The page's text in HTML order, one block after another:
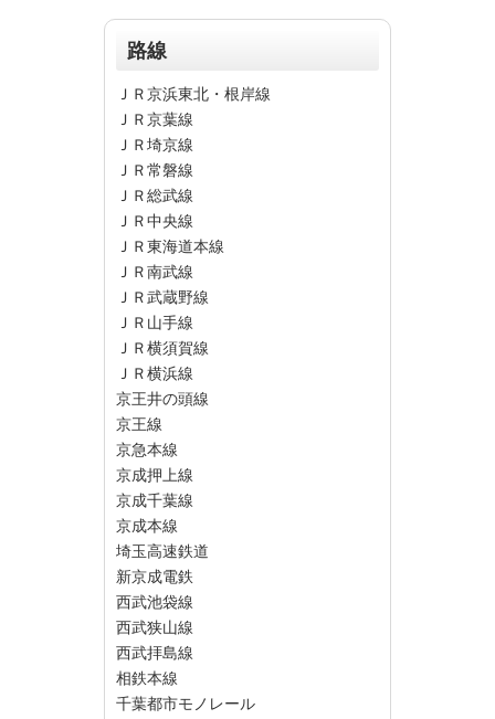
路線
ＪＲ京浜東北・根岸線
ＪＲ京葉線
ＪＲ埼京線
ＪＲ常磐線
ＪＲ総武線
ＪＲ中央線
ＪＲ東海道本線
ＪＲ南武線
ＪＲ武蔵野線
ＪＲ山手線
ＪＲ横須賀線
ＪＲ横浜線
京王井の頭線
京王線
京急本線
京成押上線
京成千葉線
京成本線
埼玉高速鉄道
新京成電鉄
西武池袋線
西武狭山線
西武拝島線
相鉄本線
千葉都市モノレール